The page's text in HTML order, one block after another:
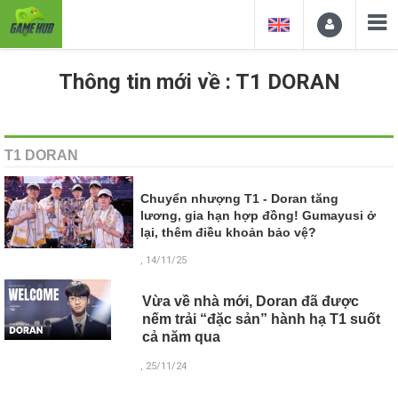
Thông tin mới về : T1 DORAN
T1 DORAN
Chuyển nhượng T1 - Doran tăng
lương, gia hạn hợp đồng! Gumayusi ở
lại, thêm điều khoản bảo vệ?
, 14/11/25
Vừa về nhà mới, Doran đã được
nếm trải “đặc sản” hành hạ T1 suốt
cả năm qua
, 25/11/24